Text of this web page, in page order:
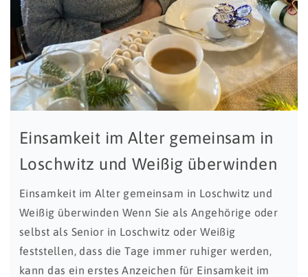
Einsamkeit im Alter gemeinsam in
Loschwitz und Weißig überwinden
Einsamkeit im Alter gemeinsam in Loschwitz und
Weißig überwinden Wenn Sie als Angehörige oder
selbst als Senior in Loschwitz oder Weißig
feststellen, dass die Tage immer ruhiger werden,
kann das ein erstes Anzeichen für Einsamkeit im